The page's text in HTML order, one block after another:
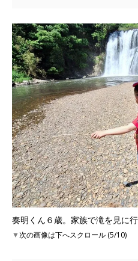
奏明くん６歳。家族で滝を見に行
▼次の画像は下へスクロール (5/10)